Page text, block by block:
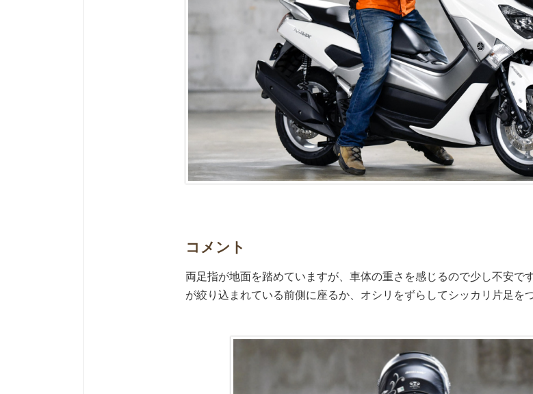
コメント
両足指が地面を踏めていますが、車体の重さを感じるので少し不安で
が絞り込まれている前側に座るか、オシリをずらしてシッカリ片足を